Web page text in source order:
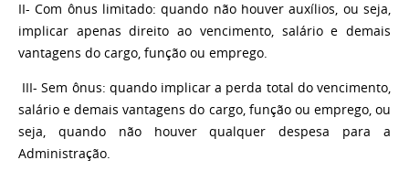
II- Com ônus limitado: quando não houver auxílios, ou seja,
implicar apenas direito ao vencimento, salário e demais
vantagens do cargo, função ou emprego.
III- Sem ônus: quando implicar a perda total do vencimento,
salário e demais vantagens do cargo, função ou emprego, ou
seja, quando não houver qualquer despesa para a
Administração.